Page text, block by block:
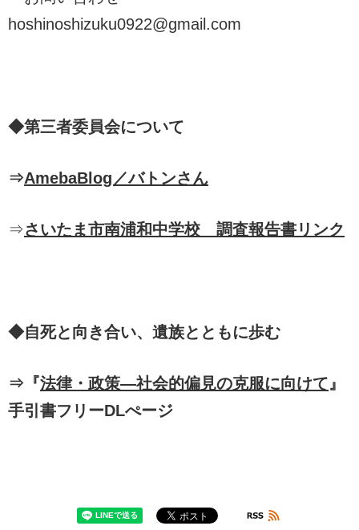
hoshinoshizuku0922@gmail.com
◆第三者委員会について
⇒AmebaBlog／バトンさん
⇒さいたま市南浦和中学校 調査報告書リンク
◆自死と向き合い、遺族とともに歩む
⇒『法律・政策―社会的偏見の克服に向けて』
手引書フリーDLぺージ